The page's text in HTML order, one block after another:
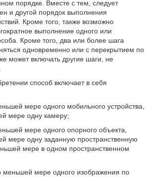
порядке. Вместе с тем, следует
и другой порядок выполнения
Кроме того, также возможно
выполнение одного или
Кроме того, два или более шага
одновременно или с перекрытием по
может включать другие шаги, не
способ включает в себя
мере одного мобильного устройства,
мере одну камеру;
мере одного опорного объекта,
мере одну заданную пространственную
мере в одном пространственном
меньшей мере одного изображения по